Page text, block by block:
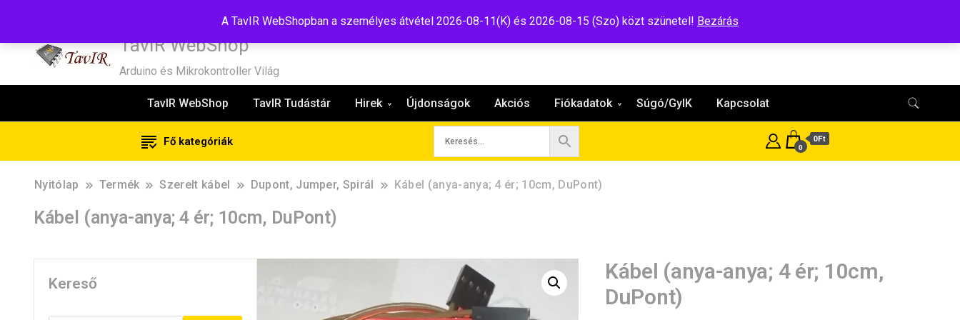
A TavIR WebShopban a személyes átvétel 2026-08-11(K) és 2026-08-15 (Szo) közt szünetel! Bezárás
TavIR WebShop
Arduino és Mikrokontroller Világ
TavIR WebShop TavIR Tudástár Hirek Újdonságok Akciós Fiókadatok Súgó/GyIK Kapcsolat
Fő kategóriák 0
0Ft
Nyitólap Termék Szerelt kábel Dupont, Jumper, Spirál Kábel (anya-anya; 4 ér; 10cm, DuPont)
Kábel (anya-anya; 4 ér; 10cm, DuPont)
Kábel (anya-anya; 4 ér; 10cm,
DuPont)
Kereső